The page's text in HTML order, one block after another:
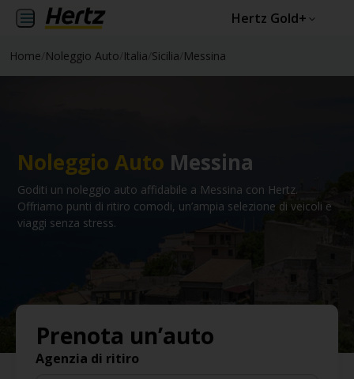
Hertz Gold+
Home Noleggio Auto Italia Sicilia Messina
Noleggio Auto Messina
Goditi un noleggio auto affidabile a Messina con Hertz.
Offriamo punti di ritiro comodi, un’ampia selezione di veicoli e
viaggi senza stress.
Prenota un’auto
Agenzia di ritiro